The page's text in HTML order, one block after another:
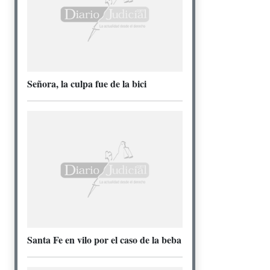
Señora, la culpa fue de la bici
Santa Fe en vilo por el caso de la beba